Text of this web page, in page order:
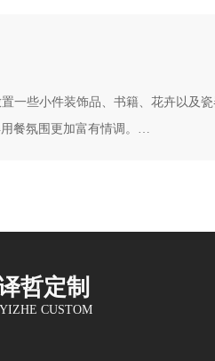
一些小件装饰品、书籍、花卉以及
餐氛围更加富有情调。…
哲定制
YIZHE CUSTOM